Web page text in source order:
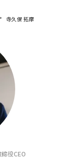
寺久保 拓摩
役CEO